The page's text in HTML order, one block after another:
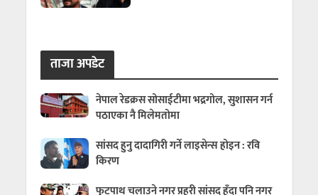
ताजा अपडेट
नेपाल रेडक्रस सोसाईटीमा भद्रगोल, सुशासन गर्न
पठाएका नै मिलेमतोमा
सांसद हुनु दादागिरी गर्ने लाइसेन्स होइन : रवि
किरण
फुटपाथ चलाउने नगर प्रहरी सांसद हुँदा पनि नगर